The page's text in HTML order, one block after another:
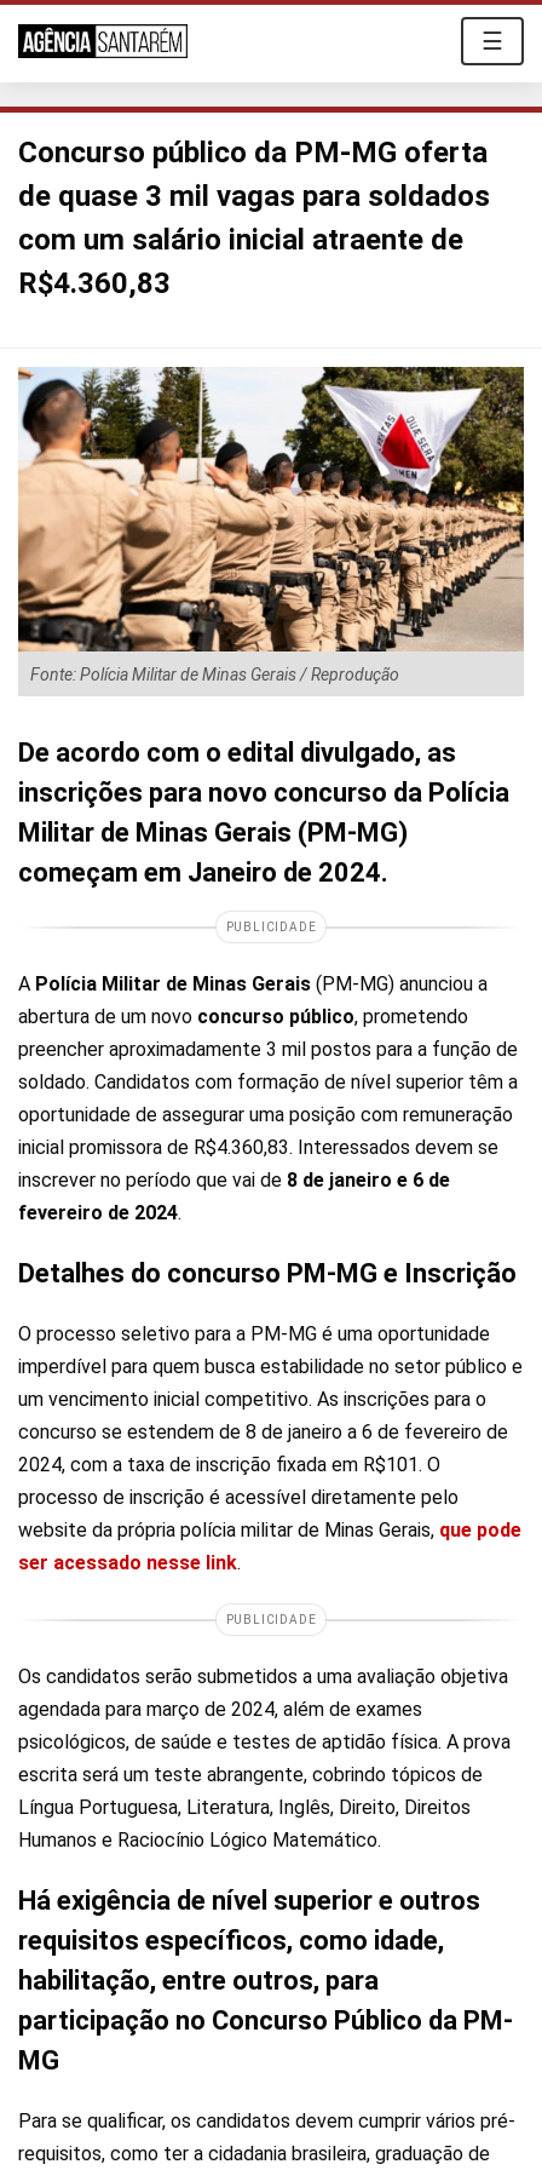
☰
Concurso público da PM-MG oferta
de quase 3 mil vagas para soldados
com um salário inicial atraente de
R$4.360,83
Fonte: Polícia Militar de Minas Gerais / Reprodução
De acordo com o edital divulgado, as
inscrições para novo concurso da Polícia
Militar de Minas Gerais (PM-MG)
começam em Janeiro de 2024.
PUBLICIDADE
A Polícia Militar de Minas Gerais (PM-MG) anunciou a
abertura de um novo concurso público, prometendo
preencher aproximadamente 3 mil postos para a função de
soldado. Candidatos com formação de nível superior têm a
oportunidade de assegurar uma posição com remuneração
inicial promissora de R$4.360,83. Interessados devem se
inscrever no período que vai de 8 de janeiro e 6 de
fevereiro de 2024.
Detalhes do concurso PM-MG e Inscrição
O processo seletivo para a PM-MG é uma oportunidade
imperdível para quem busca estabilidade no setor público e
um vencimento inicial competitivo. As inscrições para o
concurso se estendem de 8 de janeiro a 6 de fevereiro de
2024, com a taxa de inscrição fixada em R$101. O
processo de inscrição é acessível diretamente pelo
website da própria polícia militar de Minas Gerais, que pode
ser acessado nesse link.
PUBLICIDADE
Os candidatos serão submetidos a uma avaliação objetiva
agendada para março de 2024, além de exames
psicológicos, de saúde e testes de aptidão física. A prova
escrita será um teste abrangente, cobrindo tópicos de
Língua Portuguesa, Literatura, Inglês, Direito, Direitos
Humanos e Raciocínio Lógico Matemático.
Há exigência de nível superior e outros
requisitos específicos, como idade,
habilitação, entre outros, para
participação no Concurso Público da PM-
MG
Para se qualificar, os candidatos devem cumprir vários pré-
requisitos, como ter a cidadania brasileira, graduação de